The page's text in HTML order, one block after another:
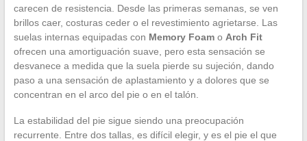
carecen de resistencia. Desde las primeras semanas, se ven
brillos caer, costuras ceder o el revestimiento agrietarse. Las
suelas internas equipadas con Memory Foamo Arch Fit
ofrecen una amortiguación suave, pero esta sensación se
desvanece a medida que la suela pierde su sujeción, dando
paso a una sensación de aplastamiento y a dolores que se
concentran en el arco del pie o en el talón.
La estabilidad del pie sigue siendo una preocupación
recurrente. Entre dos tallas, es difícil elegir, y es el pie el que